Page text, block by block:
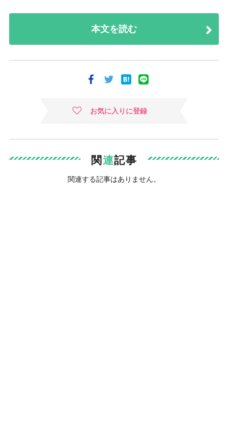
本文を読む
お気に入りに登録
関連記事
関連する記事はありません。